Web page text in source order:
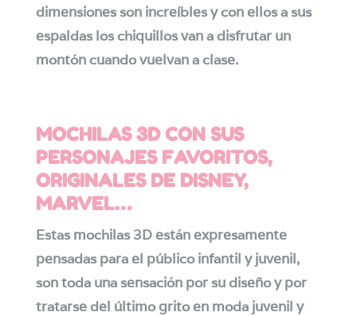
dimensiones son increíbles y con ellos a sus
espaldas los chiquillos van a disfrutar un
montón cuando vuelvan a clase.
MOCHILAS 3D CON SUS
PERSONAJES FAVORITOS,
ORIGINALES DE DISNEY,
MARVEL…
Estas mochilas 3D están expresamente
pensadas para el público infantil y juvenil,
son toda una sensación por su diseño y por
tratarse del último grito en moda juvenil y